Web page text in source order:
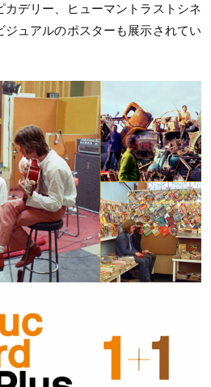
デリー、ヒューマントラストシネ
ュアルのポスターも展示されてい